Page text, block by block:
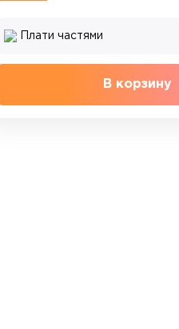
Плати частями
В корзину